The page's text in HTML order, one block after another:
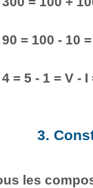
90 = 100 - 10
4 = 5 - 1 = V - I
3.
les